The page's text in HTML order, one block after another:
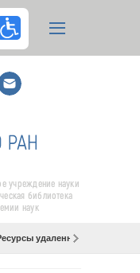
подписка
учреждение науки
библиотека
наук
удаленного доступа